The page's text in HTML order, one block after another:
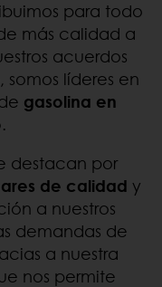
para todo
más calidad a
acuerdos
somos líderes en
gasolina en
.
destacan por
de calidad y
a nuestros
demandas de
a nuestra
nos permite